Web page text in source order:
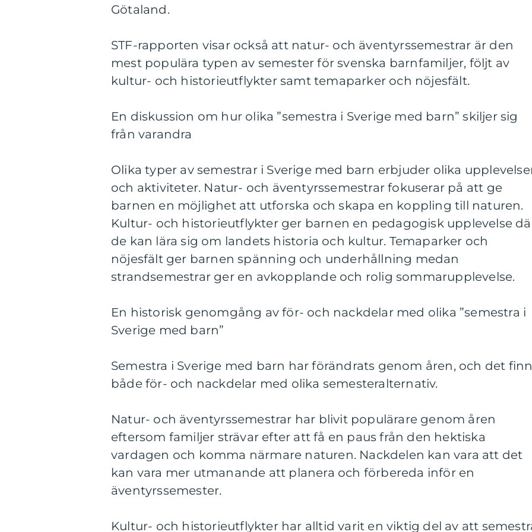
Götaland.
STF-rapporten visar också att natur- och äventyrssemestrar är den
mest populära typen av semester för svenska barnfamiljer, följt av
kultur- och historieutflykter samt temaparker och nöjesfält.
En diskussion om hur olika ”semestra i Sverige med barn” skiljer sig
från varandra
Olika typer av semestrar i Sverige med barn erbjuder olika
och aktiviteter. Natur- och äventyrssemestrar fokuserar på att ge
barnen en möjlighet att utforska och skapa en koppling till naturen.
Kultur- och historieutflykter ger barnen en pedagogisk upplevelse
de kan lära sig om landets historia och kultur. Temaparker och
nöjesfält ger barnen spänning och underhållning medan
strandsemestrar ger en avkopplande och rolig sommarupplevelse.
En historisk genomgång av för- och nackdelar med olika ”semestra i
Sverige med barn”
Semestra i Sverige med barn har förändrats genom åren, och det
både för- och nackdelar med olika semesteralternativ.
Natur- och äventyrssemestrar har blivit populärare genom åren
eftersom familjer strävar efter att få en paus från den hektiska
vardagen och komma närmare naturen. Nackdelen kan vara att det
kan vara mer utmanande att planera och förbereda inför en
äventyrssemester.
Kultur- och historieutflykter har alltid varit en viktig del av att